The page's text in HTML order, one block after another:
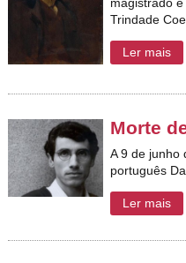
Trindade
Ler mais
Morte
A 9 de junho
português
Ler mais